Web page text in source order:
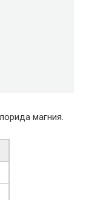
магния.